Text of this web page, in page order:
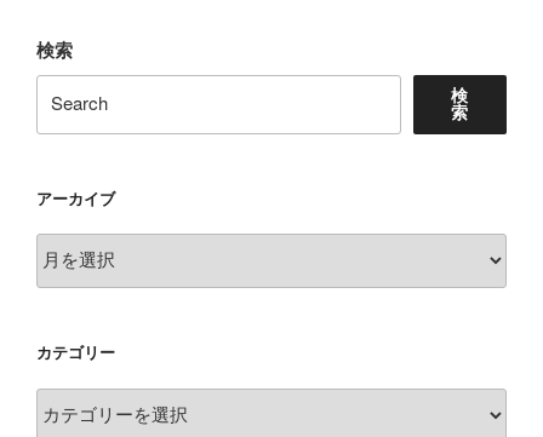
ガ
ン
ニ
バ
博
の
検索
検
索
アーカイブ
ー
ブ
カテゴリー
テ